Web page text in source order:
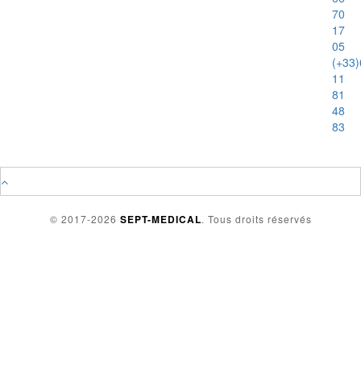
70
17
05
11
81
48
83
© 2017-2026 SEPT-MEDICAL. Tous droits réservés